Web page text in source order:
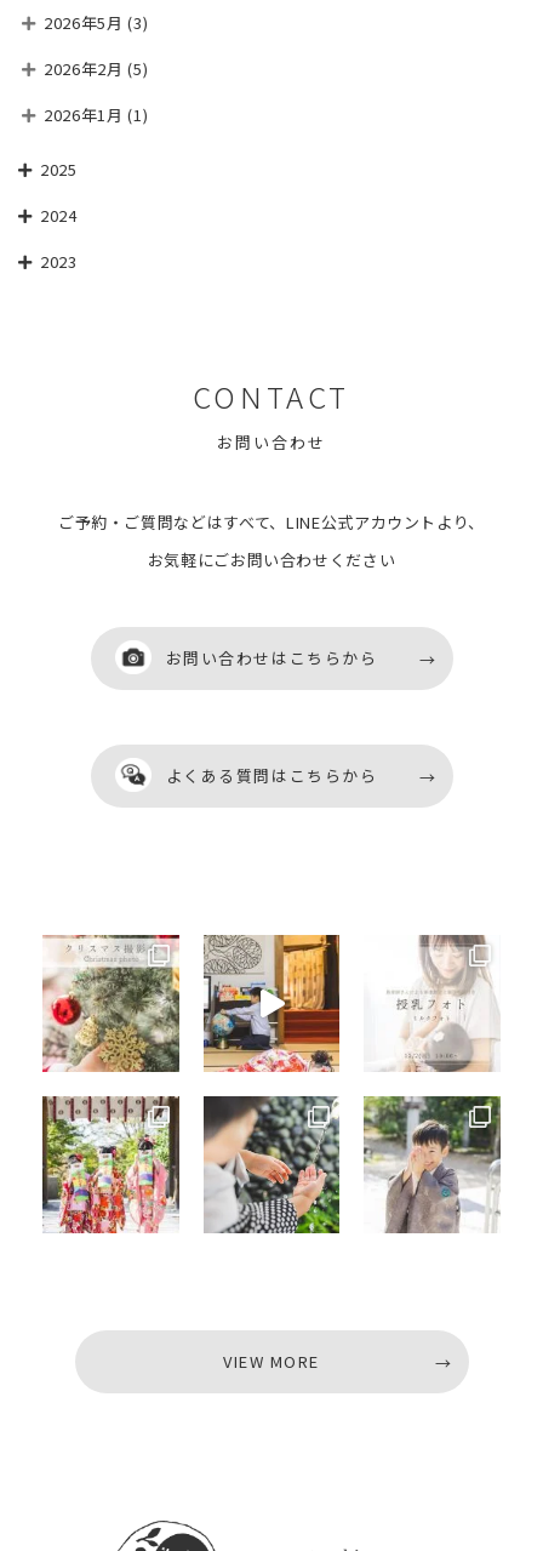
2026年5月 (3)
2026年2月 (5)
2026年1月 (1)
2025
2024
2023
CONTACT
お問い合わせ
ご予約・ご質問などはすべて、LINE公式アカウントより、
お気軽にごお問い合わせください
お問い合わせはこちらから
よくある質問はこちらから
VIEW MORE